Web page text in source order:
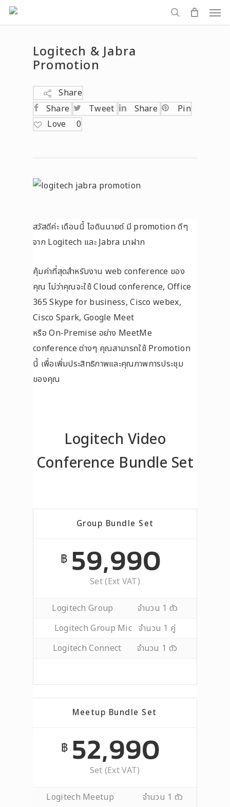
Skip
to
search
Logitech & Jabra
Promotion
Share
Share
Tweet Share
Pin
Love
0
สวัสดีค่ะ เดือนนี้ ไอดินนายด์ มี promotion ดีๆ
จาก Logitech และ Jabra มาฝาก
คุ้มค่าที่สุดสำหรับงาน web conference ของ
คุณ ไม่ว่าคุณจะใช้ Cloud conference, Office
365 Skype for business, Cisco webex,
Cisco Spark, Google Meet
หรือ On-Premise อย่าง MeetMe
conference ต่างๆ คุณสามารถใช้ Promotion
นี้ เพื่อเพิ่มประสิทธิภาพและคุณภาพการประชุม
ของคุณ
Logitech Video
Conference Bundle Set
Group Bundle Set
฿59,990
Set (Ext VAT)
Logitech Group จำนวน 1 ตัว
Logitech Group Mic จำนวน 1 คู่
Logitech Connect จำนวน 1 ตัว
Meetup Bundle Set
฿52,990
Set (Ext VAT)
Logitech Meetup จำนวน 1 ตัว